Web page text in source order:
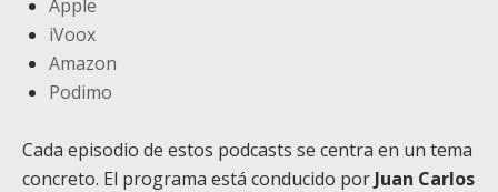
Apple
iVoox
Amazon
Podimo
Cada episodio de estos podcasts se centra en un tema
concreto. El programa está conducido por Juan Carlos